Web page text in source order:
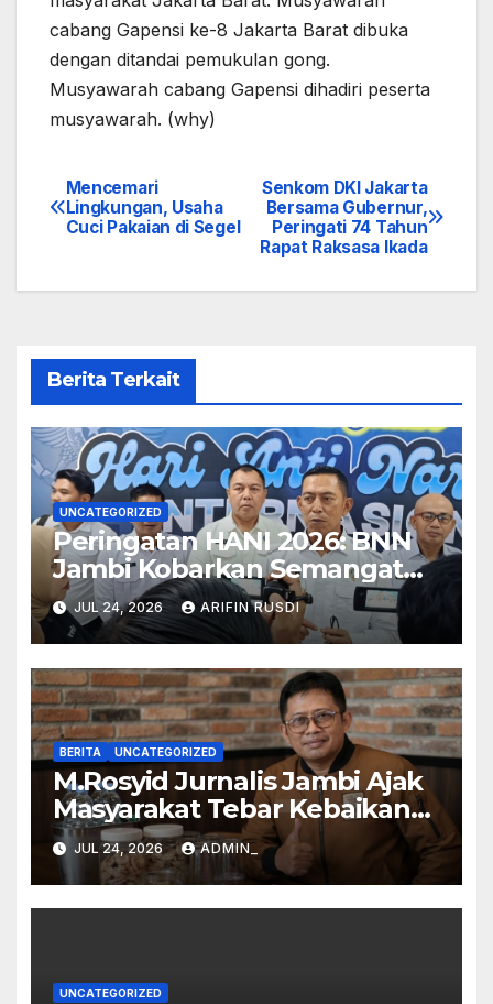
cabang Gapensi ke-8 Jakarta Barat dibuka
dengan ditandai pemukulan gong.
Musyawarah cabang Gapensi dihadiri peserta
musyawarah. (why)
Navigasi
pos
Senkom DKI Jakarta
Bersama Gubernur,
Peringati 74 Tahun
Rapat Raksasa Ikada
Mencemari
Lingkungan, Usaha
Cuci Pakaian di Segel
Berita Terkait
UNCATEGORIZED
Peringatan HANI 2026: BNN
Jambi Kobarkan Semangat
Generasi Sehat, Cerdas, dan
Kuat Tanpa Narkoba
JUL 24, 2026 ARIFIN RUSDI
BERITA UNCATEGORIZED
M.Rosyid Jurnalis Jambi Ajak
Masyarakat Tebar Kebaikan
Tanpa Pamrih
JUL 24, 2026 ADMIN_
UNCATEGORIZED